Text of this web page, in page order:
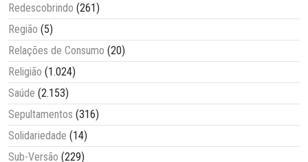
Redescobrindo (261)
Região (5)
Relações de Consumo (20)
Religião (1.024)
Saúde (2.153)
Sepultamentos (316)
Solidariedade (14)
Sub-Versão (229)